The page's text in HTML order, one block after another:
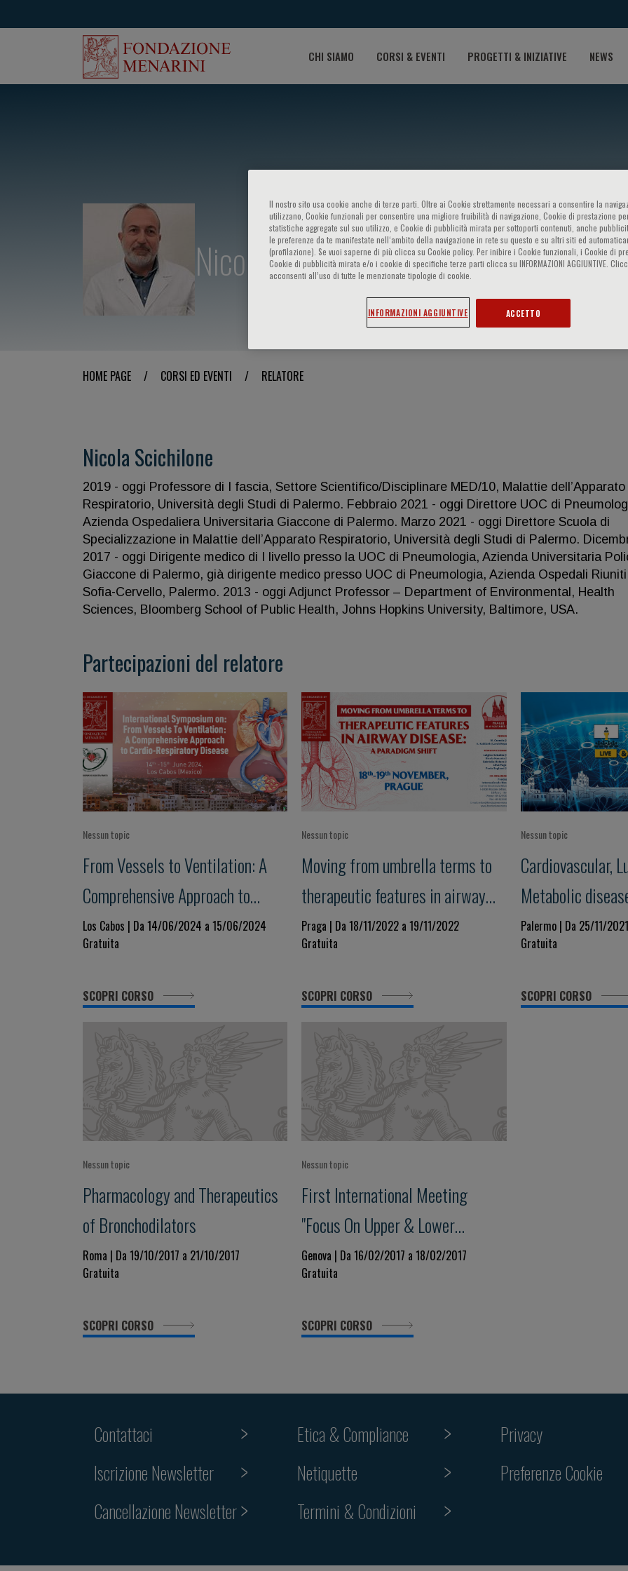
CHI SIAMO CORSI & EVENTI PROGETTI & INIZIATIVE NEWS
Nicola Scichilone
HOME PAGE / CORSI ED EVENTI / RELATORE
Nicola Scichilone
2019 - oggi Professore di I fascia, Settore Scientifico/Disciplinare MED/10, Malattie dell’Apparato
Respiratorio, Università degli Studi di Palermo. Febbraio 2021 - oggi Direttore UOC di
Azienda Ospedaliera Universitaria Giaccone di Palermo. Marzo 2021 - oggi Direttore Scuola di
Specializzazione in Malattie dell’Apparato Respiratorio, Università degli Studi di Palermo.
2017 - oggi Dirigente medico di I livello presso la UOC di Pneumologia, Azienda Universitaria
Giaccone di Palermo, già dirigente medico presso UOC di Pneumologia, Azienda Ospedali
Sofia-Cervello, Palermo. 2013 - oggi Adjunct Professor – Department of Environmental, Health
Sciences, Bloomberg School of Public Health, Johns Hopkins University, Baltimore, USA.
Partecipazioni del relatore
Nessun topic
From Vessels to Ventilation: A
Comprehensive Approach to
Cardio-Respiratory Disease
Los Cabos | Da 14/06/2024 a 15/06/2024
Gratuita
SCOPRI CORSO
Nessun topic
Moving from umbrella terms to
therapeutic features in airway
disease: a paradigm shift
Praga | Da 18/11/2022 a 19/11/2022
Gratuita
SCOPRI CORSO
Nessun topic
Cardiovascular,
Metabolic
Medicine for a
Clinical Decision-
evidence towards
changing world
Palermo | Da 25/11/
Gratuita
SCOPRI CORSO
Nessun topic
Pharmacology and Therapeutics
of Bronchodilators
Roma | Da 19/10/2017 a 21/10/2017
Gratuita
SCOPRI CORSO
Nessun topic
First International Meeting
"Focus On Upper & Lower
Airways Diseases"
Genova | Da 16/02/2017 a 18/02/2017
Gratuita
SCOPRI CORSO
Contattaci
Iscrizione Newsletter
Cancellazione Newsletter
Etica & Compliance
Netiquette
Termini & Condizioni
Privacy
Preferenze Cookie
Il nostro sito usa cookie anche di terze parti. Oltre ai Cookie strettamente necessari a consentire la
utilizzano, Cookie funzionali per consentire una migliore fruibilità di navigazione, Cookie di prestazione
statistiche aggregate sul suo utilizzo, e Cookie di pubblicità mirata per sottoporti contenuti, anche
le preferenze da te manifestate nell‘ambito della navigazione in rete su questo e su altri siti ed
(profilazione). Se vuoi saperne di più clicca su Cookie policy. Per inibire i Cookie funzionali, i Cookie di
Cookie di pubblicità mirata e/o i cookie di specifiche terze parti clicca su INFORMAZIONI AGGIUNTIVE.
acconsenti all’uso di tutte le menzionate tipologie di cookie.
INFORMAZIONI AGGIUNTIVE ACCETTO